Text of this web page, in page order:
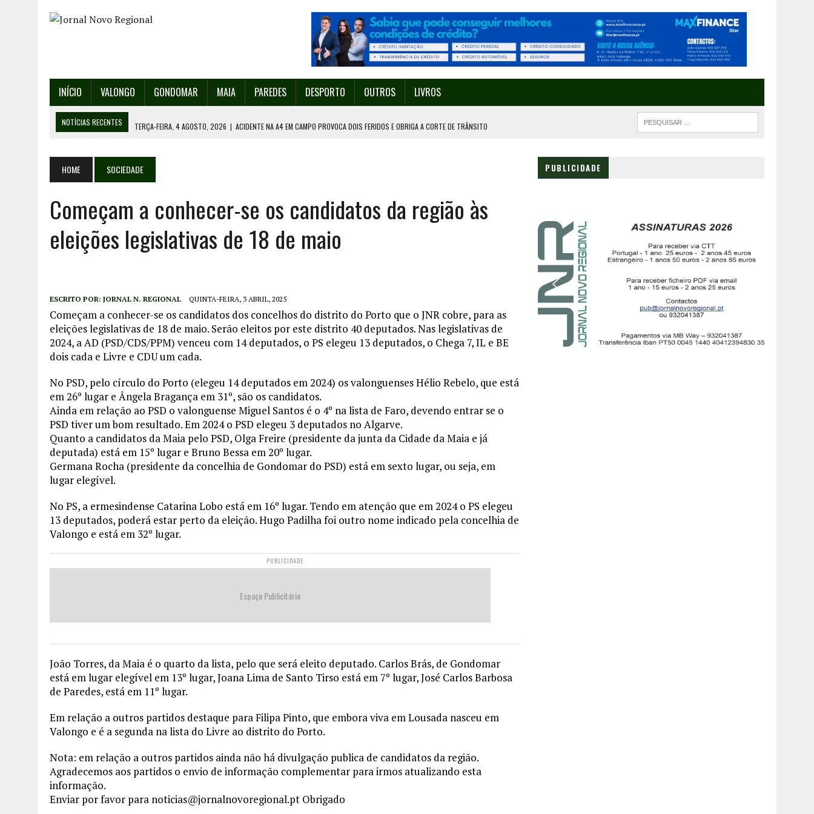
INÍCIO VALONGO GONDOMAR MAIA PAREDES DESPORTO OUTROS LIVROS
NOTÍCIAS RECENTES TERÇA-FEIRA, 4 AGOSTO, 2026 | ACIDENTE NA A4 EM CAMPO PROVOCA DOIS FERIDOS E OBRIGA A CORTE DE TRÂNSITO
SEGUNDA-FEIRA, 3 AGOSTO, 2026
INAUGURAÇÃO DA PRAÇA DA DEMOCRACIA ESTA QUINTA-FEIRA EM VALONGO VAI CONTAR COM 200 DRONES
HOME SOCIEDADE
Começam a conhecer-se os candidatos da região às
eleições legislativas de 18 de maio
ESCRITO POR: JORNAL N. REGIONAL QUINTA-FEIRA, 3 ABRIL, 2025
Começam a conhecer-se os candidatos dos concelhos do distrito do Porto que o JNR cobre, para as
eleições legislativas de 18 de maio. Serão eleitos por este distrito 40 deputados. Nas legislativas de
2024, a AD (PSD/CDS/PPM) venceu com 14 deputados, o PS elegeu 13 deputados, o Chega 7, IL e BE
dois cada e Livre e CDU um cada.
No PSD, pelo círculo do Porto (elegeu 14 deputados em 2024) os valonguenses Hélio Rebelo, que está
em 26º lugar e Ângela Bragança em 31º, são os candidatos.
Ainda em relação ao PSD o valonguense Miguel Santos é o 4º na lista de Faro, devendo entrar se o
PSD tiver um bom resultado. Em 2024 o PSD elegeu 3 deputados no Algarve.
Quanto a candidatos da Maia pelo PSD, Olga Freire (presidente da junta da Cidade da Maia e já
deputada) está em 15º lugar e Bruno Bessa em 20º lugar.
Germana Rocha (presidente da concelhia de Gondomar do PSD) está em sexto lugar, ou seja, em
lugar elegível.
No PS, a ermesindense Catarina Lobo está em 16º lugar. Tendo em atenção que em 2024 o PS elegeu
13 deputados, poderá estar perto da eleição. Hugo Padilha foi outro nome indicado pela concelhia de
Valongo e está em 32º lugar.
PUBLICIDADE
Espaço Publicitário
João Torres, da Maia é o quarto da lista, pelo que será eleito deputado. Carlos Brás, de Gondomar
está em lugar elegível em 13º lugar, Joana Lima de Santo Tirso está em 7º lugar, José Carlos Barbosa
de Paredes, está em 11º lugar.
Em relação a outros partidos destaque para Filipa Pinto, que embora viva em Lousada nasceu em
Valongo e é a segunda na lista do Livre ao distrito do Porto.
Nota: em relação a outros partidos ainda não há divulgação publica de candidatos da região.
Agradecemos aos partidos o envio de informação complementar para irmos atualizando esta
informação.
Enviar por favor para noticias@jornalnovoregional.pt Obrigado
PUBLICIDADE